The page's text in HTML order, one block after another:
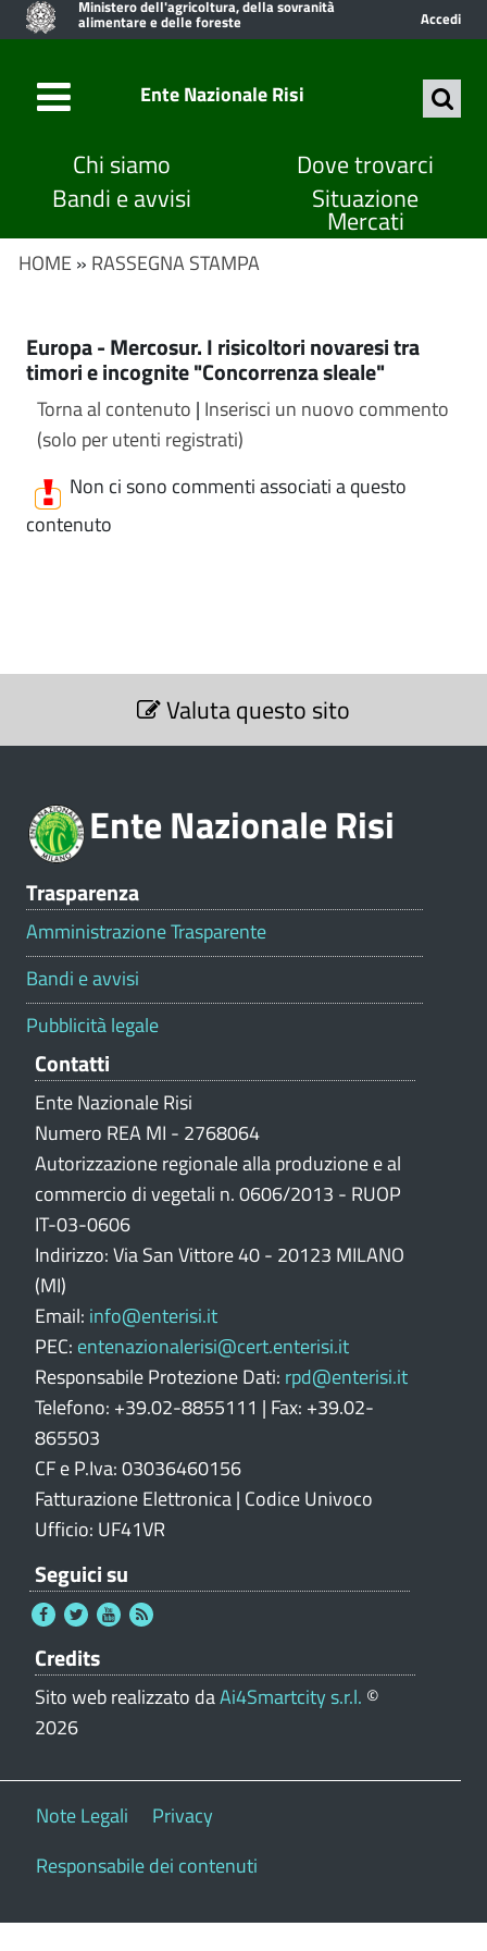
Ministero dell'agricoltura, della sovranità
alimentare e delle foreste Accedi
Ente Nazionale Risi
Chi siamo
Dove trovarci
Bandi e avvisi
Situazione
Mercati
HOME » RASSEGNA STAMPA
Europa - Mercosur. I risicoltori novaresi tra
timori e incognite "Concorrenza sleale"
Torna al contenuto | Inserisci un nuovo commento
(solo per utenti registrati)
Non ci sono commenti associati a questo
contenuto
S
z
Valuta questo sito
Ente Nazionale Risi
Trasparenza
Amministrazione Trasparente
Bandi e avvisi
Pubblicità legale
Contatti
Ente Nazionale Risi
Numero REA MI - 2768064
Autorizzazione regionale alla produzione e al
commercio di vegetali n. 0606/2013 - RUOP
IT-03-0606
Indirizzo: Via San Vittore 40 - 20123 MILANO
(MI)
Email: info@enterisi.it
PEC: entenazionalerisi@cert.enterisi.it
Responsabile Protezione Dati: rpd@enterisi.it
Telefono: +39.02-8855111 | Fax: +39.02-
865503
CF e P.Iva: 03036460156
Fatturazione Elettronica | Codice Univoco
Ufficio: UF41VR
Seguici su
Credits
Sito web realizzato daAi4Smartcity s.r.l. ©
2026
Note Legali
Privacy
Responsabile dei contenuti